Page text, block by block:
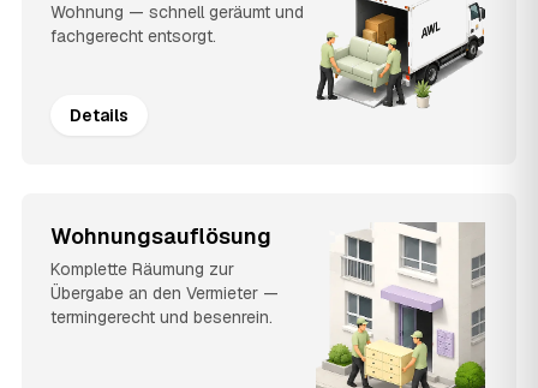
Wohnung — schnell geräumt und
fachgerecht entsorgt.
Details
Wohnungsauflösung
Komplette Räumung zur
Übergabe an den Vermieter —
termingerecht und besenrein.